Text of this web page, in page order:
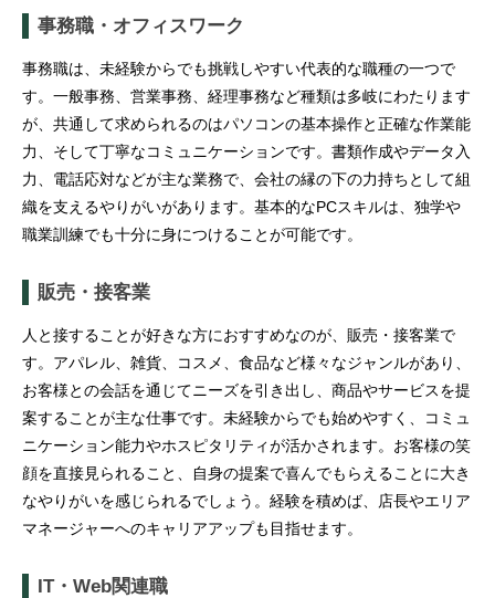
事務職・オフィスワーク
事務職は、未経験からでも挑戦しやすい代表的な職種の一つで
す。一般事務、営業事務、経理事務など種類は多岐にわたります
が、共通して求められるのはパソコンの基本操作と正確な作業能
力、そして丁寧なコミュニケーションです。書類作成やデータ入
力、電話応対などが主な業務で、会社の縁の下の力持ちとして組
織を支えるやりがいがあります。基本的なPCスキルは、独学や
職業訓練でも十分に身につけることが可能です。
販売・接客業
人と接することが好きな方におすすめなのが、販売・接客業で
す。アパレル、雑貨、コスメ、食品など様々なジャンルがあり、
お客様との会話を通じてニーズを引き出し、商品やサービスを提
案することが主な仕事です。未経験からでも始めやすく、コミュ
ニケーション能力やホスピタリティが活かされます。お客様の笑
顔を直接見られること、自身の提案で喜んでもらえることに大き
なやりがいを感じられるでしょう。経験を積めば、店長やエリア
マネージャーへのキャリアアップも目指せます。
IT・Web関連職